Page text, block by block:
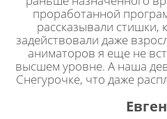
проработанной
рассказывали стишки,
задействовали даже
аниматоров я еще не
высшем уровне. А наша
Снегурочке, что даже